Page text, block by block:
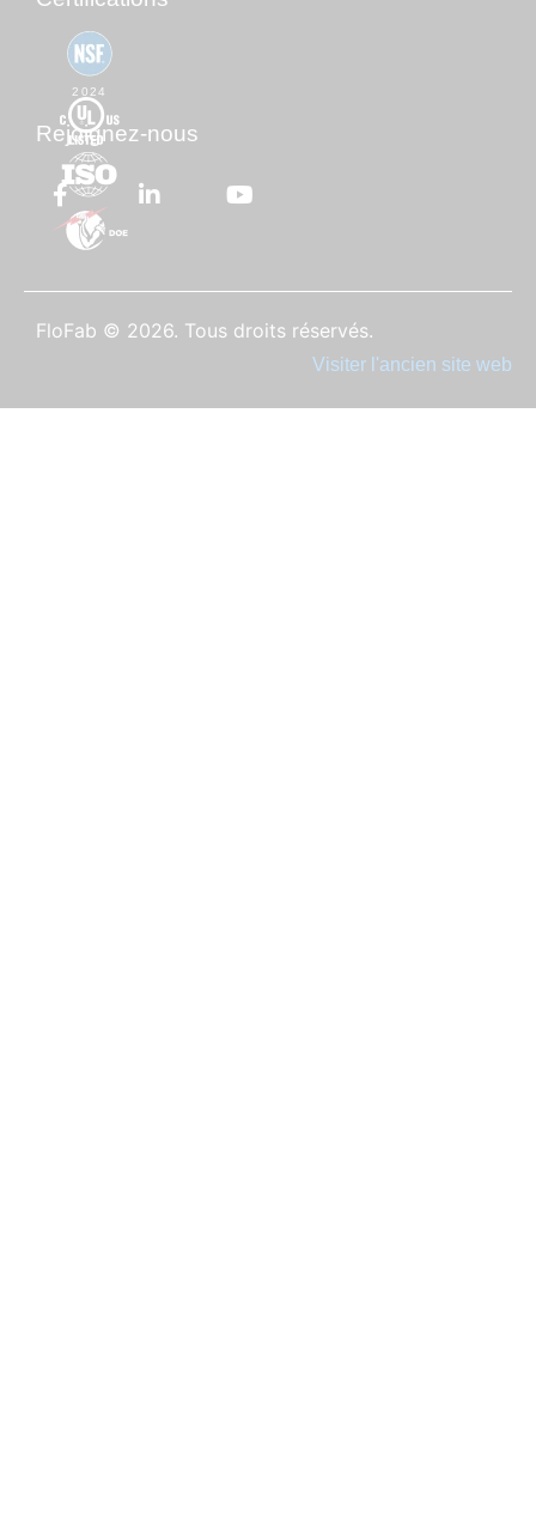
2024
Rejoignez-nous
FloFab © 2026. Tous droits réservés.
Visiter l'ancien site web